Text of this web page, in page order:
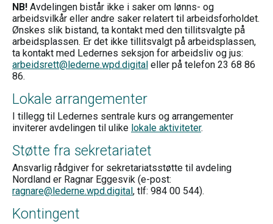
NB! Avdelingen bistår ikke i saker om lønns- og
arbeidsvilkår eller andre saker relatert til arbeidsforholdet.
Ønskes slik bistand, ta kontakt med den tillitsvalgte på
arbeidsplassen. Er det ikke tillitsvalgt på arbeidsplassen,
ta kontakt med Ledernes seksjon for arbeidsliv og jus:
arbeidsrett@lederne.wpd.digital eller på telefon 23 68 86
86.
Lokale arrangementer
I tillegg til Ledernes sentrale kurs og arrangementer
inviterer avdelingen til ulike lokale aktiviteter.
Støtte fra sekretariatet
Ansvarlig rådgiver for sekretariatsstøtte til avdeling
Nordland er Ragnar Eggesvik (e-post:
ragnare@lederne.wpd.digital, tlf: 984 00 544).
Kontingent